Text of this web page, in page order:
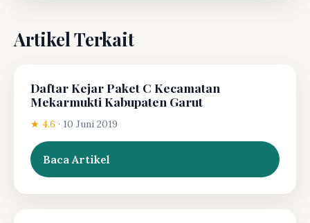
Artikel Terkait
Daftar Kejar Paket C Kecamatan
Mekarmukti Kabupaten Garut
★ 4.6 · 10 Juni 2019
Baca Artikel